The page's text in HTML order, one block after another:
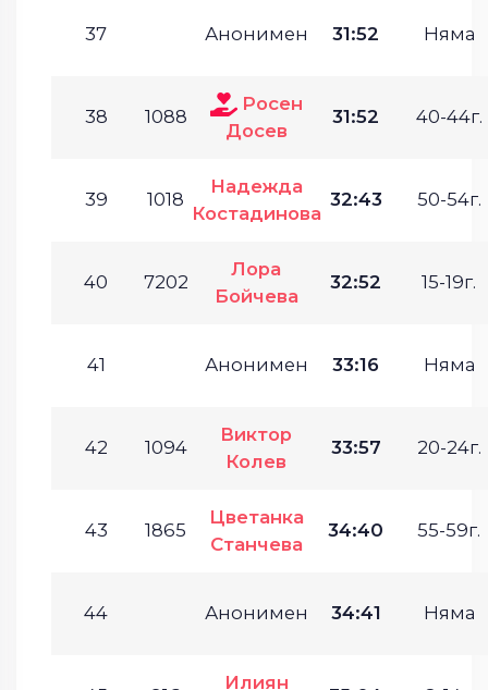
37 Анонимен 31:52 Няма
38 1088
Росен
Досев
31:52 40-44г.
39 1018
Надежда
Костадинова
32:43 50-54г.
40 7202
Лора
Бойчева
32:52 15-19г.
41 Анонимен 33:16 Няма
42 1094
Виктор
Колев
33:57 20-24г.
43 1865
Цветанка
Станчева
34:40 55-59г.
44 Анонимен 34:41 Няма
Илиян